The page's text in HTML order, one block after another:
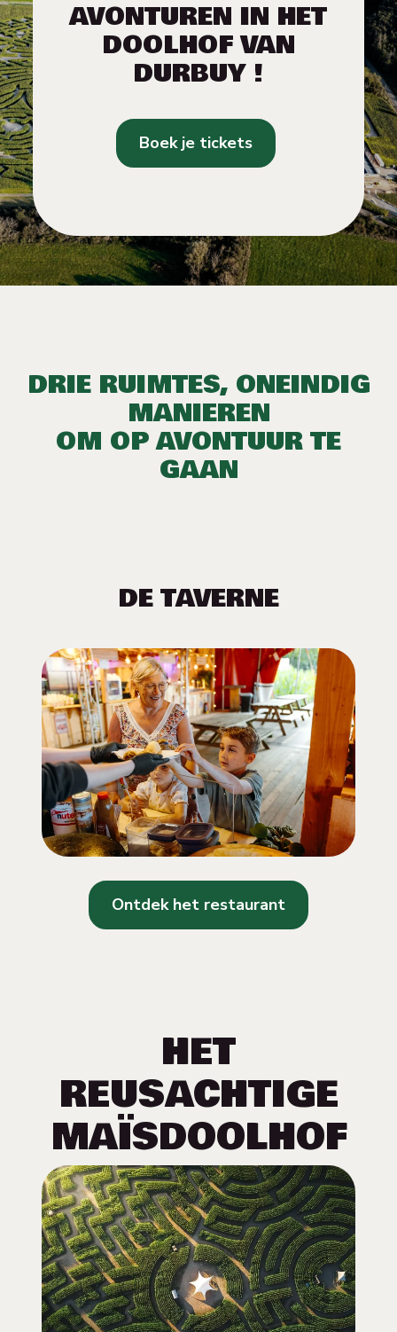
AVONTUREN IN HET
DOOLHOF VAN
DURBUY !
Boek je tickets
DRIE RUIMTES, ONEINDIG
MANIEREN
OM OP AVONTUUR TE
GAAN
DE TAVERNE
Ontdek het restaurant
HET
REUSACHTIGE
MAÏSDOOLHOF